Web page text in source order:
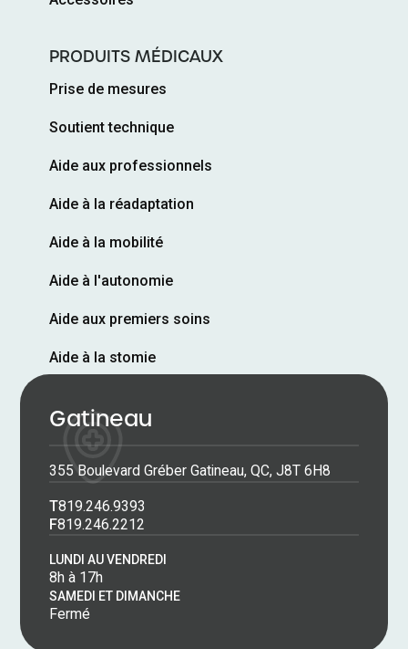
PRODUITS MÉDICAUX
Prise de mesures
Soutient technique
Aide aux professionnels
Aide à la réadaptation
Aide à la mobilité
Aide à l'autonomie
Aide aux premiers soins
Aide à la stomie
Gatineau
355 Boulevard Gréber Gatineau, QC, J8T 6H8
T819.246.9393
F819.246.2212
LUNDI AU VENDREDI
8h à 17h
SAMEDI ET DIMANCHE
Fermé